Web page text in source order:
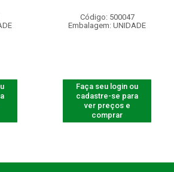
Código: 500047
Embalagem: UNIDADE
Faça seu login ou
cadastre-se para
ver preços e
comprar